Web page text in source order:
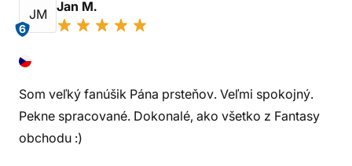
JM
6
Jan M.
Som veľký fanúšik Pána prsteňov. Veľmi spokojný.
Pekne spracované. Dokonalé, ako všetko z Fantasy
obchodu :)